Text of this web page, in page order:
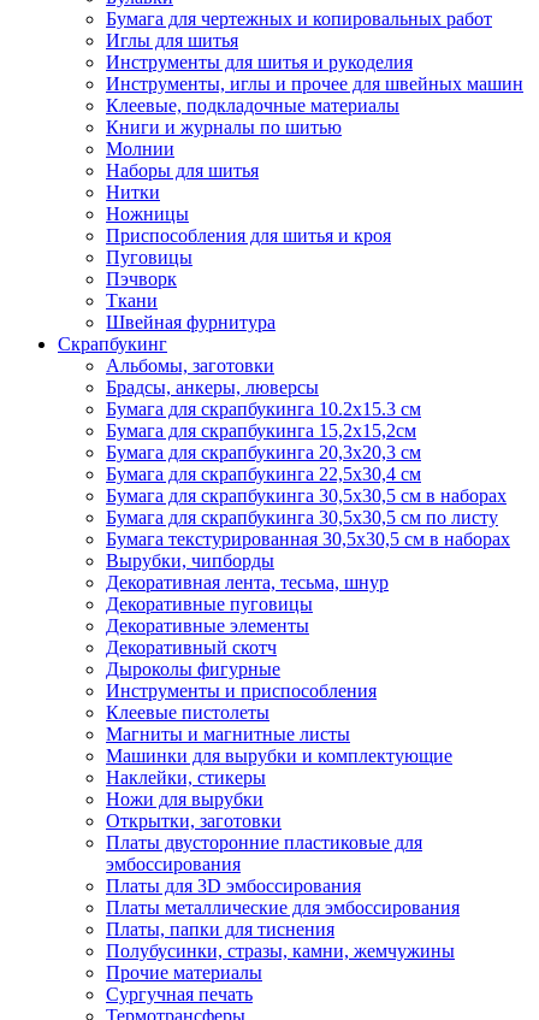
Бумага для чертежных и копировальных работ
Иглы для шитья
Инструменты для шитья и рукоделия
Инструменты, иглы и прочее для швейных машин
Клеевые, подкладочные материалы
Книги и журналы по шитью
Молнии
Наборы для шитья
Нитки
Ножницы
Приспособления для шитья и кроя
Пуговицы
Пэчворк
Ткани
Швейная фурнитура
Скрапбукинг
Альбомы, заготовки
Брадсы, анкеры, люверсы
Бумага для скрапбукинга 10.2х15.3 см
Бумага для скрапбукинга 15,2х15,2см
Бумага для скрапбукинга 20,3х20,3 см
Бумага для скрапбукинга 22,5х30,4 см
Бумага для скрапбукинга 30,5х30,5 см в наборах
Бумага для скрапбукинга 30,5х30,5 см по листу
Бумага текстурированная 30,5х30,5 см в наборах
Вырубки, чипборды
Декоративная лента, тесьма, шнур
Декоративные пуговицы
Декоративные элементы
Декоративный скотч
Дыроколы фигурные
Инструменты и приспособления
Клеевые пистолеты
Магниты и магнитные листы
Машинки для вырубки и комплектующие
Наклейки, стикеры
Ножи для вырубки
Открытки, заготовки
Платы двусторонние пластиковые для
эмбоссирования
Платы для 3D эмбоссирования
Платы металлические для эмбоссирования
Платы, папки для тиснения
Полубусинки, стразы, камни, жемчужины
Прочие материалы
Сургучная печать
Термотрансферы